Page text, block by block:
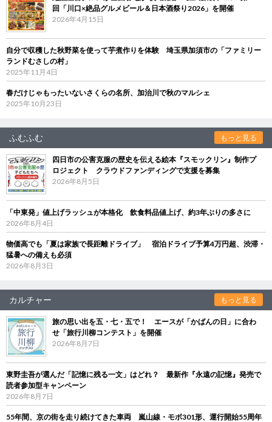
回「川口×絶品グルメビール＆日本酒祭り2026」を開催
2026年4月15日
自分で収穫した秋野菜を使って芋煮作りを体験 埼玉県加須市の「ファミリー
ランドむさしの村」
2025年11月4日
春だけじゃもったいないさくらの名所、加治川で秋のマルシェ
2025年10月23日
ふむふむ もっと見る
四日市の公害克服の歴史を伝える絵本『スモックリン』制作プ
ロジェクト クラウドファンディングで支援を募集
2026年8月5日
「中東発」値上げラッシュが本格化 飲食料品値上げ、約3年ぶりの多さに
2026年8月4日
物価高でも「夏は家族で長距離ドライブ」 宿泊ドライブ予算4万円超、渋滞・
猛暑への備えも必須
2026年8月3日
カルチャー もっと見る
旅の思い出を五・七・五で！ エースが「かばんの日」に合わ
せ「旅行川柳コンテスト」を開催
2026年8月7日
東野圭吾が選んだ「記憶に残る一文」はどれ？ 最新作『永遠の記憶』発売で
読者参加型キャンペーン
2026年8月7日
55年間、京の街を走り続けてきた車両 嵐山線・モボ301形、運行開始55周年